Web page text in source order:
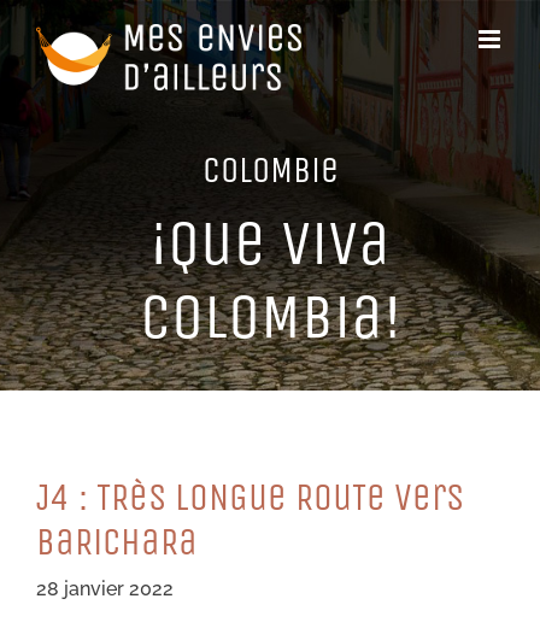
Passer
contenu
CoLoMBie
¡Que ViVa
CoLoMBia!
J4 : TRèS LoNGue RouTe VerS
BaRiCHaRa
28 janvier 2022